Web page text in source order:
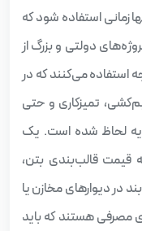
استفاده شود که
دولتی و بزرگ از
می‌کنند که در
تمیزکاری و حتی
لحاظ شده است. یک
قالب‌بندی بتن،
دیوارهای مخازن یا
هستند که باید